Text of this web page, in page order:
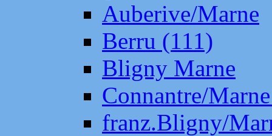
Auberive/Marne
Berru (111)
Bligny Marne
Connantre/
franz.Bligny/